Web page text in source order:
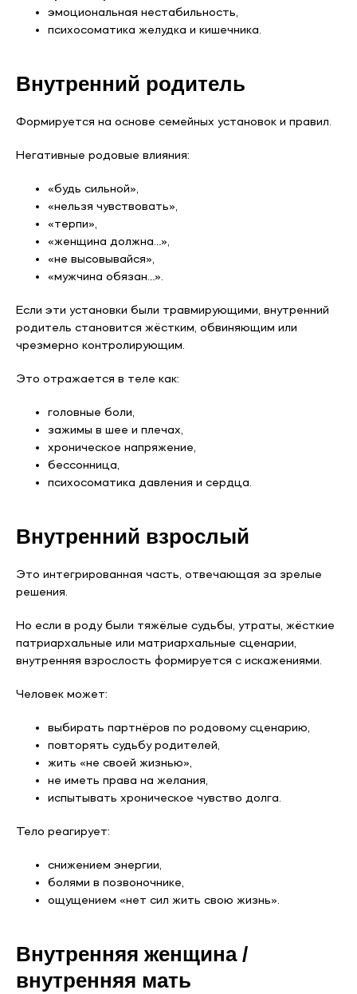
эмоциональная нестабильность,
психосоматика желудка и кишечника.
Внутренний родитель
Формируется на основе семейных установок и правил.
Негативные родовые влияния:
«будь сильной»,
«нельзя чувствовать»,
«терпи»,
«женщина должна…»,
«не высовывайся»,
«мужчина обязан…».
Если эти установки были травмирующими, внутренний
родитель становится жёстким, обвиняющим или
чрезмерно контролирующим.
Это отражается в теле как:
головные боли,
зажимы в шее и плечах,
хроническое напряжение,
бессонница,
психосоматика давления и сердца.
Внутренний взрослый
Это интегрированная часть, отвечающая за зрелые
решения.
Но если в роду были тяжёлые судьбы, утраты, жёсткие
патриархальные или матриархальные сценарии,
внутренняя взрослость формируется с искажениями.
Человек может:
выбирать партнёров по родовому сценарию,
повторять судьбу родителей,
жить «не своей жизнью»,
не иметь права на желания,
испытывать хроническое чувство долга.
Тело реагирует:
снижением энергии,
болями в позвоночнике,
ощущением «нет сил жить свою жизнь».
Внутренняя женщина /
внутренняя мать